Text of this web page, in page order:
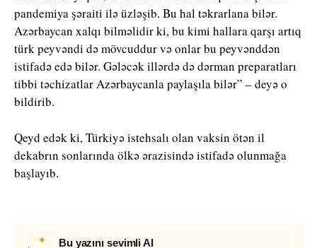
pandemiya şəraiti ilə üzləşib. Bu hal təkrarlana bilər.
Azərbaycan xalqı bilməlidir ki, bu kimi hallara qarşı artıq
türk peyvəndi də mövcuddur və onlar bu peyvənddən
istifadə edə bilər. Gələcək illərdə də dərman preparatları
tibbi təchizatlar Azərbaycanla paylaşıla bilər” – deyə o
bildirib.
Qeyd edək ki, Türkiyə istehsalı olan vaksin ötən il
dekabrın sonlarında ölkə ərazisində istifadə olunmağa
başlayıb.
✦ Bu yazını sevimli AI